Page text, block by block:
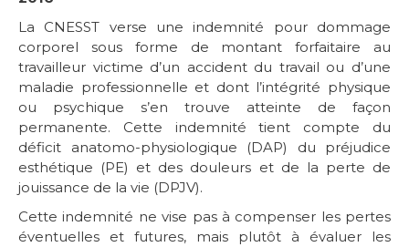
La CNESST verse une indemnité pour dommage
corporel sous forme de montant forfaitaire au
travailleur victime d’un accident du travail ou d’une
maladie professionnelle et dont l’intégrité physique
ou psychique s’en trouve atteinte de façon
permanente. Cette indemnité tient compte du
déficit anatomo-physiologique (DAP) du préjudice
esthétique (PE) et des douleurs et de la perte de
jouissance de la vie (DPJV).
Cette indemnité ne vise pas à compenser les pertes
éventuelles et futures, mais plutôt à évaluer les